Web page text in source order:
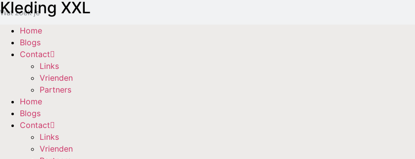
Kleding XXL
Home
Blogs
Contact
Links
Vrienden
Partners
Home
Blogs
Contact
Links
Vrienden